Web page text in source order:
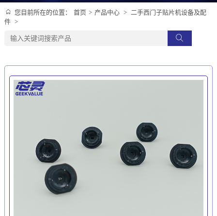
您目前所在的位置： 首页 > 产品中心 > 二手西门子贴片机设备及配
件 >